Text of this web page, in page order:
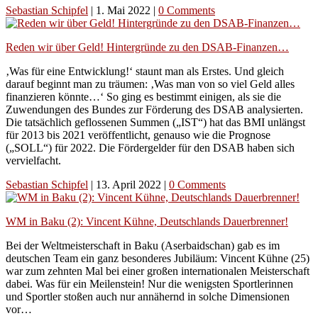
Sebastian Schipfel | 1. Mai 2022 | 0 Comments
Reden wir über Geld! Hintergründe zu den DSAB-Finanzen…
‚Was für eine Entwicklung!‘ staunt man als Erstes. Und gleich
darauf beginnt man zu träumen: ‚Was man von so viel Geld alles
finanzieren könnte…‘ So ging es bestimmt einigen, als sie die
Zuwendungen des Bundes zur Förderung des DSAB analysierten.
Die tatsächlich geflossenen Summen („IST“) hat das BMI unlängst
für 2013 bis 2021 veröffentlicht, genauso wie die Prognose
(„SOLL“) für 2022. Die Fördergelder für den DSAB haben sich
vervielfacht.
Sebastian Schipfel | 13. April 2022 | 0 Comments
WM in Baku (2): Vincent Kühne, Deutschlands Dauerbrenner!
Bei der Weltmeisterschaft in Baku (Aserbaidschan) gab es im
deutschen Team ein ganz besonderes Jubiläum: Vincent Kühne (25)
war zum zehnten Mal bei einer großen internationalen Meisterschaft
dabei. Was für ein Meilenstein! Nur die wenigsten Sportlerinnen
und Sportler stoßen auch nur annähernd in solche Dimensionen
vor…